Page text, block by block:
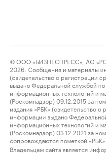
© ООО «БИЗНЕСПРЕСС», АО
2026. Сообщения и материалы
(свидетельство о регистрации
выдано Федеральной службой по
информационных технологий и
(Роскомнадзор) 09.12.2015 за
издания «РБК» (свидетельство
информации выдано
информационных технологий и
(Роскомнадзор) 03.12.2021 за
сопровождаются пометкой «РБК».
Владельцем сайта является